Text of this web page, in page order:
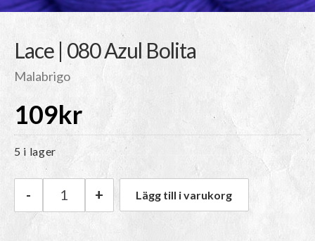
Lace | 080 Azul Bolita
Malabrigo
109kr
5 i lager
Malabrigo Lace | 080 Azul Bolita mängd
- + Lägg till i varukorg